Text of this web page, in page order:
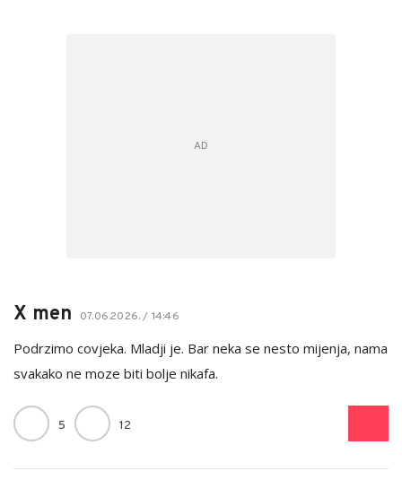
X men 07.06.2026. / 14:46
Podrzimo covjeka. Mladji je. Bar neka se nesto mijenja, nama
svakako ne moze biti bolje nikafa.
5 12